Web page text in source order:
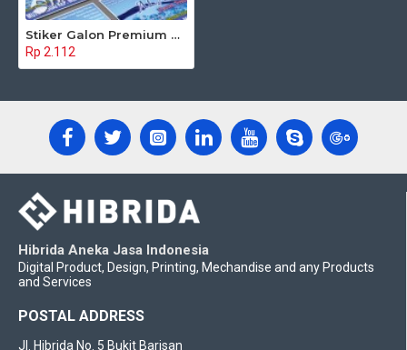
Stiker Galon Premium 054
Rp 2.112
Hibrida Aneka Jasa Indonesia
Digital Product, Design, Printing, Mechandise and any Products
and Services
POSTAL ADDRESS
Jl. Hibrida No. 5 Bukit Barisan